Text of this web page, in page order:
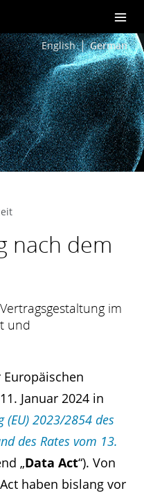
English German
nach dem
im
und
Januar 2024 in
(EU) 2023/2854 des
des Rates vom 13.
„Data Act“). Von
haben bislang vor